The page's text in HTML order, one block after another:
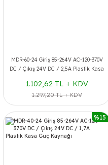
MDR-60-24 Giriş 85-264V AC-120-370V
DC / Çıkış 24V DC / 2,5A Plastik Kasa
1.102,62 TL + KDV
1.297,20 TL + KDV
%15